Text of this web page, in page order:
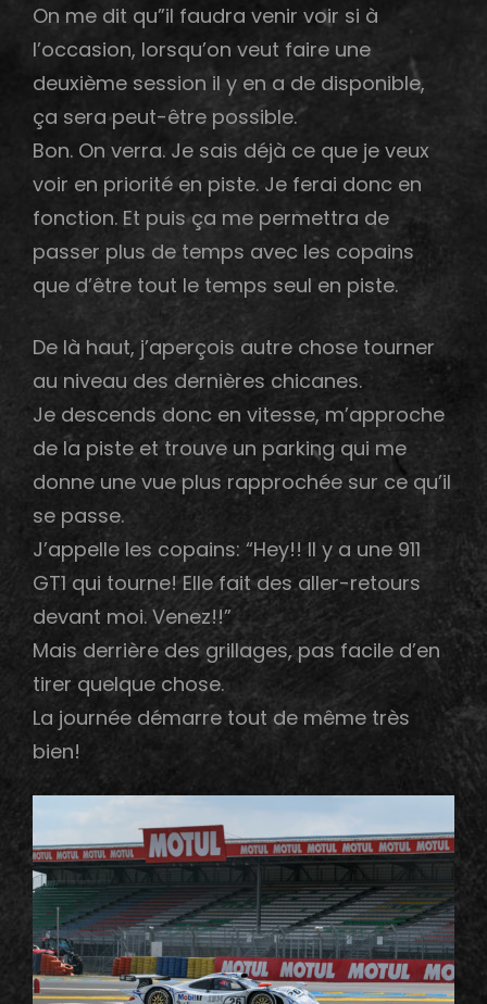
On me dit qu”il faudra venir voir si à
l’occasion, lorsqu’on veut faire une
deuxième session il y en a de disponible,
ça sera peut-être possible.
Bon. On verra. Je sais déjà ce que je veux
voir en priorité en piste. Je ferai donc en
fonction. Et puis ça me permettra de
passer plus de temps avec les copains
que d’être tout le temps seul en piste.
De là haut, j’aperçois autre chose tourner
au niveau des dernières chicanes.
Je descends donc en vitesse, m’approche
de la piste et trouve un parking qui me
donne une vue plus rapprochée sur ce qu’il
se passe.
J’appelle les copains: “Hey!! Il y a une 911
GT1 qui tourne! Elle fait des aller-retours
devant moi. Venez!!”
Mais derrière des grillages, pas facile d’en
tirer quelque chose.
La journée démarre tout de même très
bien!